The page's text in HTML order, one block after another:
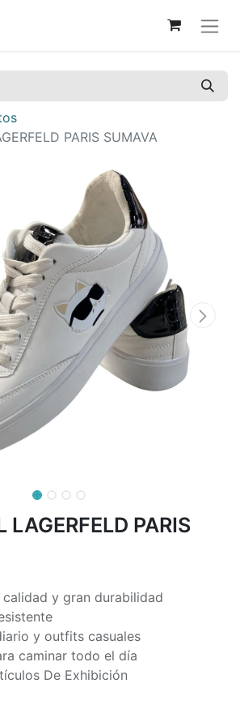
PARIS SUMAVA
LAGERFELD PARIS
y gran durabilidad
y outfits casuales
caminar todo el día
De Exhibición